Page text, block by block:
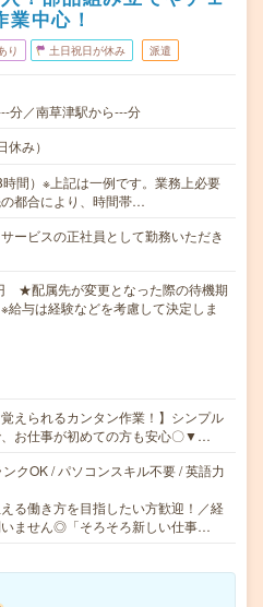
中心！
り 土日祝日が休み 派遣
分／南草津駅から---分
み）
間）※上記は一例です。業務上必要
都合により、時間帯…
ービスの正社員として勤務いただき
★配属先が変更となった際の待機期
与は経験などを考慮して決定しま
覚えられるカンタン作業！】シンプル
お仕事が初めての方も安心〇▼…
クOK / パソコンスキル不要 / 英語力
る働き方を目指したい方歓迎！／経
ません◎「そろそろ新しい仕事…